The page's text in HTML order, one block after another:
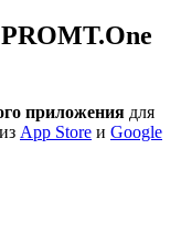
приложения для
App Store и Google